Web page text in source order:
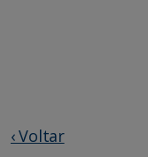
‹ Voltar